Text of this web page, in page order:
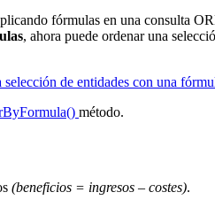
fórmulas en una consulta
, ahora puede ordenar una
de entidades con una
método.
(beneficios = ingresos – costes).